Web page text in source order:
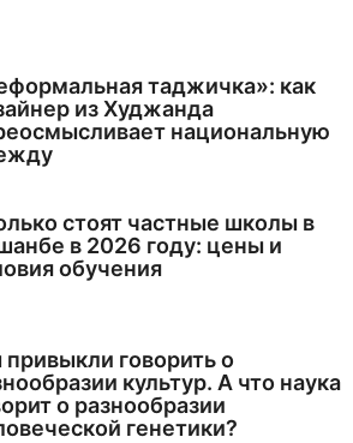
таджичка»: как
из Худжанда
национальную
стоят частные школы в
в 2026 году: цены и
обучения
говорить о
культур. А что наука
о разнообразии
генетики?